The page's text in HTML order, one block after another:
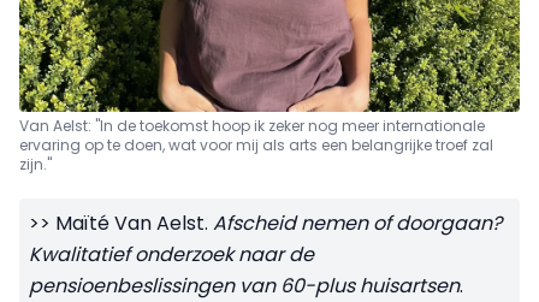
Van Aelst: "In de toekomst hoop ik zeker nog meer internationale
ervaring op te doen, wat voor mij als arts een belangrijke troef zal
zijn."
>> Maïté Van Aelst. Afscheid nemen of doorgaan?
Kwalitatief onderzoek naar de
pensioenbeslissingen van 60-plus huisartsen.